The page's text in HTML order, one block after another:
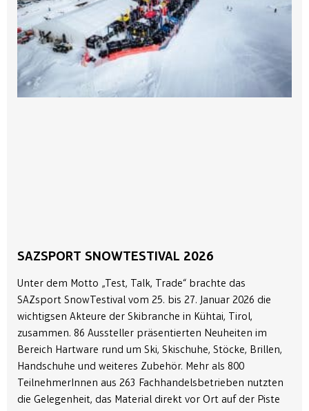
SAZSPORT SNOWTESTIVAL 2026
Unter dem Motto „Test, Talk, Trade“ brachte das
SAZsport SnowTestival vom 25. bis 27. Januar 2026 die
wichtigsen Akteure der Skibranche in Kühtai, Tirol,
zusammen. 86 Aussteller präsentierten Neuheiten im
Bereich Hartware rund um Ski, Skischuhe, Stöcke, Brillen,
Handschuhe und weiteres Zubehör. Mehr als 800
TeilnehmerInnen aus 263 Fachhandelsbetrieben nutzten
die Gelegenheit, das Material direkt vor Ort auf der Piste